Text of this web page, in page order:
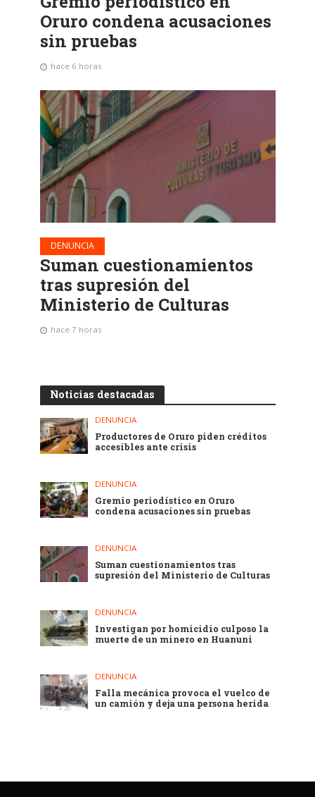
Oruro condena acusaciones
sin pruebas
hace 6 horas
DENUNCIA
Suman cuestionamientos
tras supresión del
Ministerio de Culturas
hace 7 horas
Noticias destacadas
DENUNCIA
Productores de Oruro piden créditos
accesibles ante crisis
DENUNCIA
Gremio periodístico en Oruro
condena acusaciones sin pruebas
DENUNCIA
Suman cuestionamientos tras
supresión del Ministerio de Culturas
DENUNCIA
Investigan por homicidio culposo la
muerte de un minero en Huanuni
DENUNCIA
Falla mecánica provoca el vuelco de
un camión y deja una persona herida